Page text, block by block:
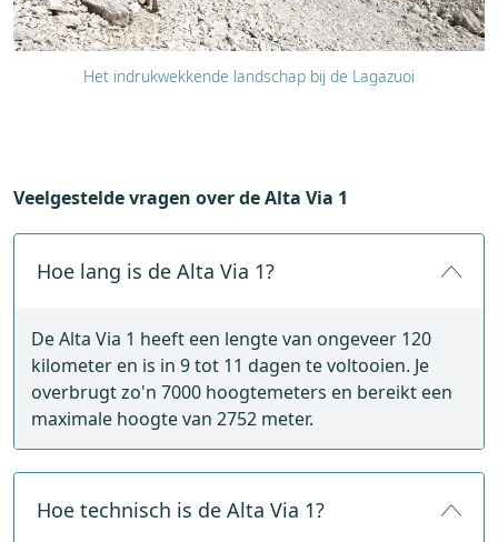
Het indrukwekkende landschap bij de Lagazuoi
Veelgestelde vragen over de Alta Via 1
Hoe lang is de Alta Via 1?
De Alta Via 1 heeft een lengte van ongeveer 120
kilometer en is in 9 tot 11 dagen te voltooien. Je
overbrugt zo'n 7000 hoogtemeters en bereikt een
maximale hoogte van 2752 meter.
Hoe technisch is de Alta Via 1?